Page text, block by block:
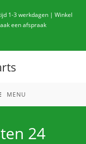
1-3 werkdagen | Winkel
een afspraak
MENU
24